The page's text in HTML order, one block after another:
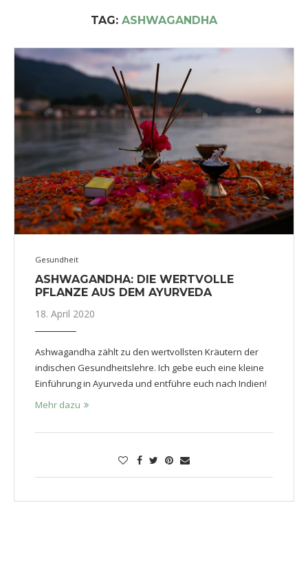
TAG: ASHWAGANDHA
Gesundheit
ASHWAGANDHA: DIE WERTVOLLE
PFLANZE AUS DEM AYURVEDA
18. April 2020
Ashwagandha zählt zu den wertvollsten Kräutern der
indischen Gesundheitslehre. Ich gebe euch eine kleine
Einführung in Ayurveda und entführe euch nach Indien!
Mehr dazu